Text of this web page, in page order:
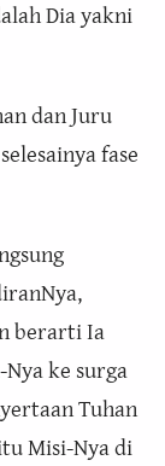
Dia yakni
dan Juru
fase
berarti Ia
ke surga
Tuhan
Misi-Nya di